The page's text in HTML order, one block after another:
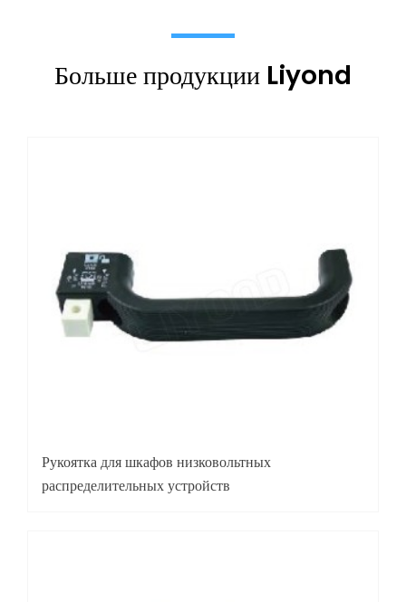
Больше продукции Liyond
Рукоятка для шкафов низковольтных
распределительных устройств